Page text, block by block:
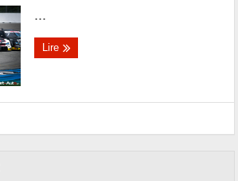
...
Lire